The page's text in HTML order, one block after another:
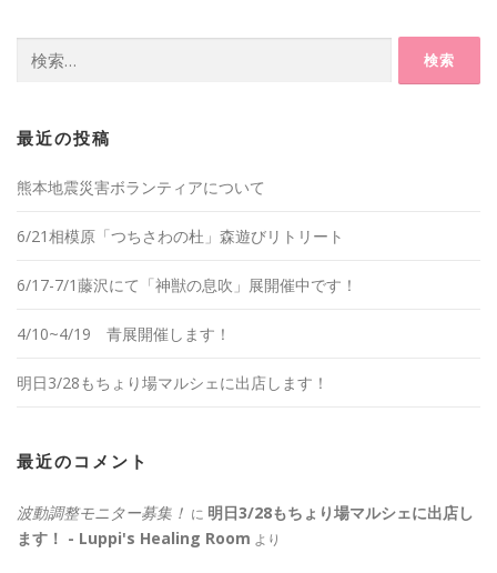
索:
最近の投稿
熊本地震災害ボランティアについて
6/21相模原「つちさわの杜」森遊びリトリート
6/17-7/1藤沢にて「神獣の息吹」展開催中です！
4/10~4/19 青展開催します！
明日3/28もちょり場マルシェに出店します！
最近のコメント
波動調整モニター募集！ に 明日3/28もちょり場マルシェに出店し
ます！ - Luppi's Healing Room より